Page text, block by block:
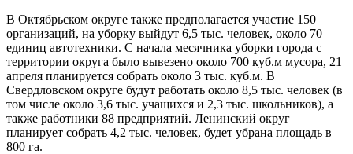
В Октябрьском округе также предполагается участие 150
организаций, на уборку выйдут 6,5 тыс. человек, около 70
единиц автотехники. С начала месячника уборки города с
территории округа было вывезено около 700 куб.м мусора, 21
апреля планируется собрать около 3 тыс. куб.м. В
Свердловском округе будут работать около 8,5 тыс. человек (в
том числе около 3,6 тыс. учащихся и 2,3 тыс. школьников), а
также работники 88 предприятий. Ленинский округ
планирует собрать 4,2 тыс. человек, будет убрана площадь в
800 га.